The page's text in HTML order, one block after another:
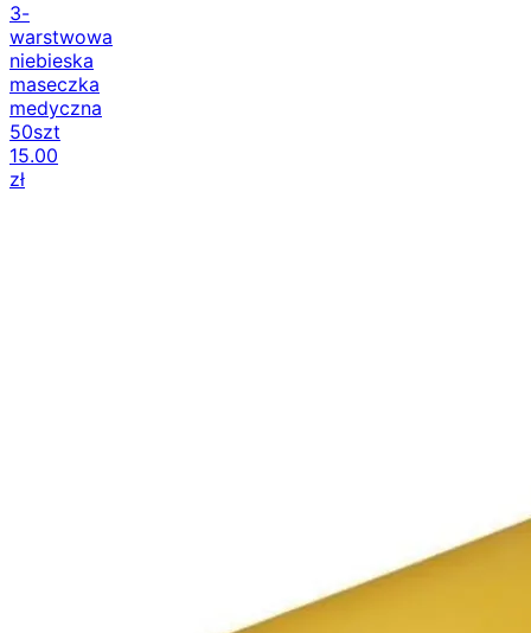
3-
warstwowa
niebieska
maseczka
medyczna
50szt
15.00
zł